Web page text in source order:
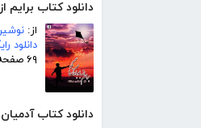
دانلود کتاب برایم
از:
دانلود
۶۹ صفحه
دانلود کتاب آدمیان